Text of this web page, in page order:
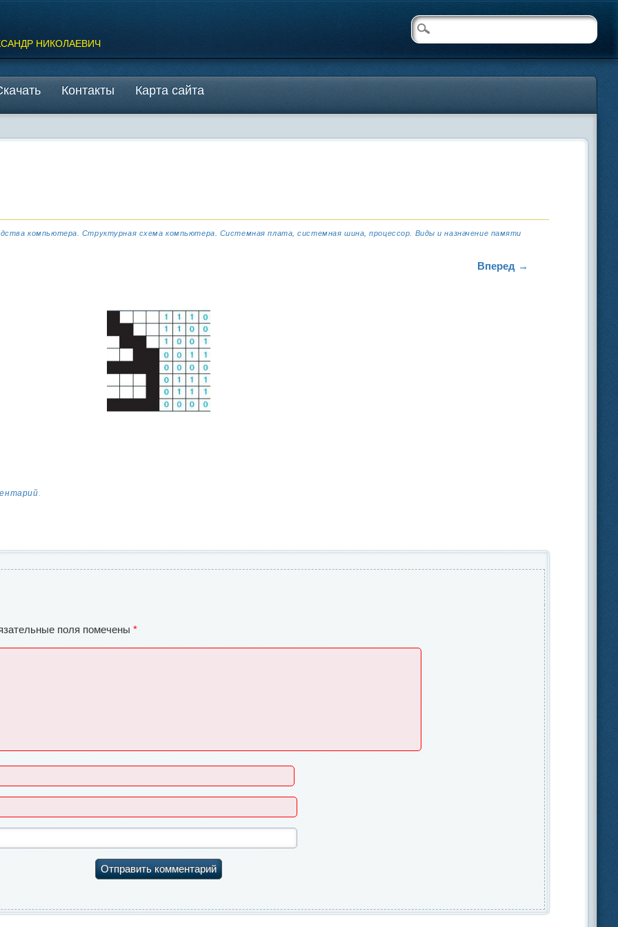
НИКОЛАЕВИЧ
Контакты Карта сайта
компьютера. Структурная схема компьютера. Системная плата, системная шина, процессор. Виды и назначение памяти
Вперед →
.
поля помечены*